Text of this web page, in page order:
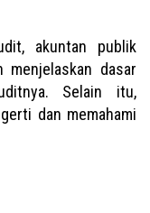
akuntan publik
menjelaskan dasar
Selain itu,
dan memahami